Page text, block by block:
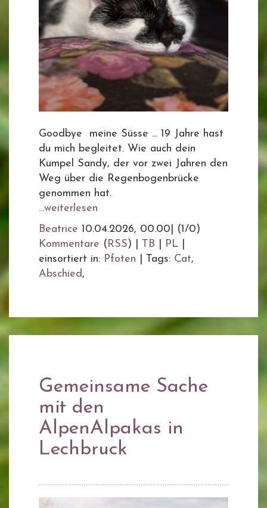
Goodbye meine Süsse ... 19 Jahre hast
du mich begleitet. Wie auch dein
Kumpel Sandy, der vor zwei Jahren den
Weg über die Regenbogenbrücke
genommen hat.
...weiterlesen
Beatrice 10.04.2026, 00.00
(1/0)
Kommentare ( RSS) | TB PL
einsortiert in: Pfoten Tags: Cat,
Abschied,
Gemeinsame Sache
mit den
AlpenAlpakas in
Lechbruck